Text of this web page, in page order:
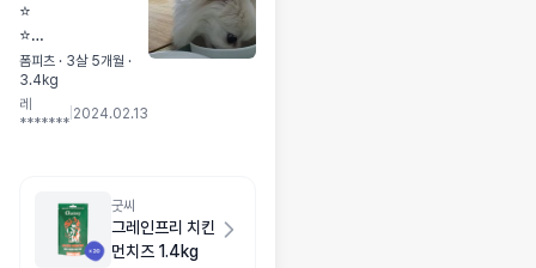
⭐️
⭐️
⭐️
⭐️
⭐️⭐️⭐️⭐️⭐️⭐️⭐️⭐️⭐️⭐️
도 아주 맛있는 향이
남. 특징 : 물을 넣지
않고 육즙만으로 조
폼피츠 · 3살 5개월 ·
3.4kg
레
*******
2024.02.13
굿씨
그레인프리 치킨
먼치즈 1.4kg